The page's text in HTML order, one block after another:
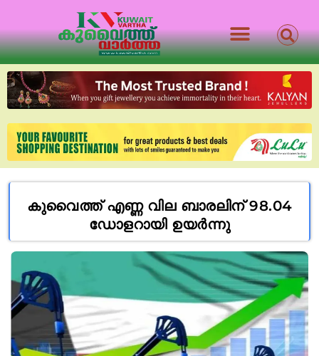
കുവൈത്ത്‌ എണ്ണ വില ബാരലിന് 98.04
ഡോളറായി ഉയർന്നു